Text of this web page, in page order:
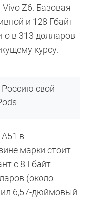
Z6. Базовая
и 128 Гбайт
в 313 долларов
курсу.
Россию свой
в
марки стоит
с 8 Гбайт
(около
6,57-дюймовый